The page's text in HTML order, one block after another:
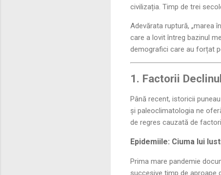
civilizația. Timp de trei
Adevărata ruptură, „marea
care a lovit întreg bazinul
demografici care au forțat
1. Factorii
Până recent, istoricii
și paleoclimatologia ne
de regres cauzată de
Epidemiile: Ciuma lui
Prima mare pandemie
succesive timp de aproape